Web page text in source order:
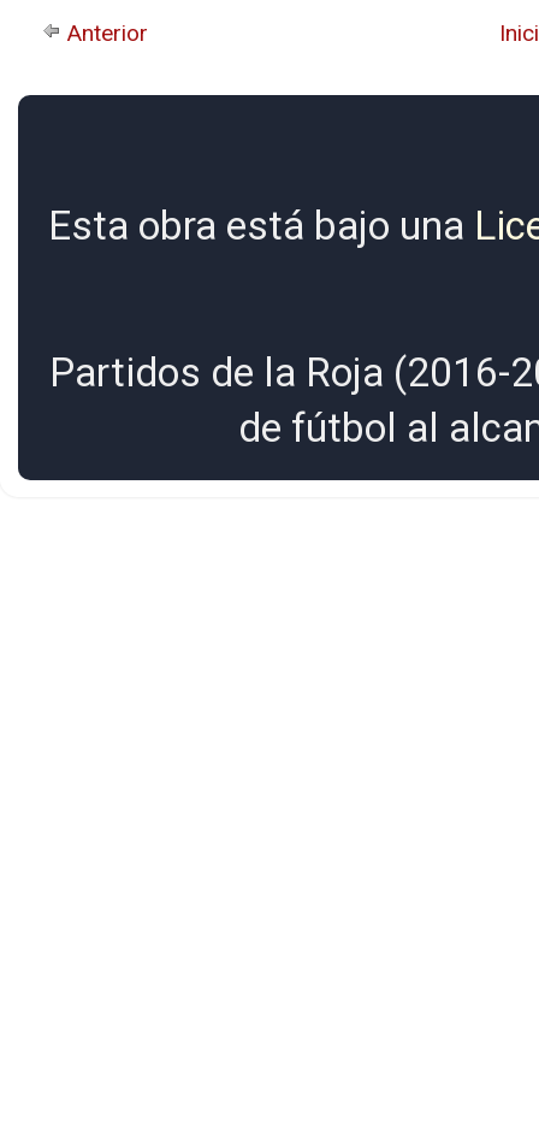
Anterior
Esta obra está bajo una
Partidos de la Roja (2016-
de fútbol al